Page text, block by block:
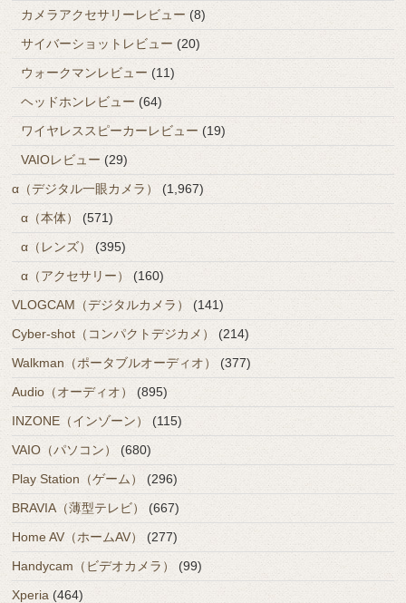
カメラアクセサリーレビュー (8)
サイバーショットレビュー (20)
ウォークマンレビュー (11)
ヘッドホンレビュー (64)
ワイヤレススピーカーレビュー (19)
VAIOレビュー (29)
α（デジタル一眼カメラ）
(1,967)
α（本体）
(571)
α（レンズ）
(395)
α（アクセサリー）
(160)
VLOGCAM（デジタルカメラ）
(141)
Cyber-shot（コンパクトデジカメ）
(214)
Walkman（ポータブルオーディオ）
(377)
Audio（オーディオ）
(895)
INZONE（インゾーン）
(115)
VAIO（パソコン）
(680)
Play Station（ゲーム）
(296)
BRAVIA（薄型テレビ）
(667)
Home AV（ホームAV）
(277)
Handycam（ビデオカメラ）
(99)
Xperia (464)